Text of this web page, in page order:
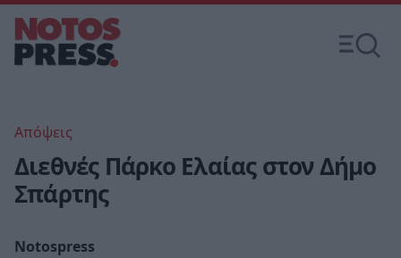
Απόψεις
Διεθνές Πάρκο Ελαίας στον Δήμο
Σπάρτης
Notospress